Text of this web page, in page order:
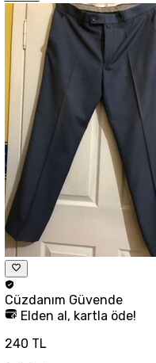
Cüzdanım Güvende
Elden al, kartla öde!
240 TL